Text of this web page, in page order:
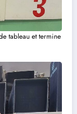
tableau et termine